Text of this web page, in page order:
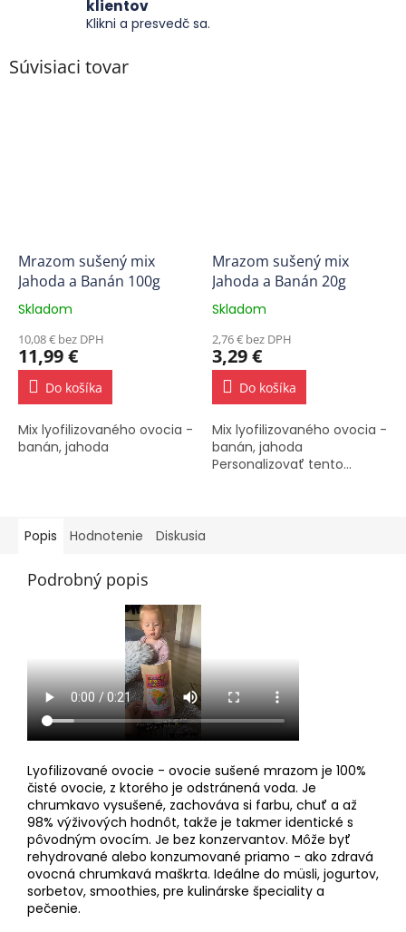
klientov
Klikni a presvedč sa.
Súvisiaci tovar
Mrazom sušený mix
Jahoda a Banán 100g
Priemerné
produktu
je
4,7
hviezdičiek.
Skladom
10,08 € bez DPH
11,99 €
Do košíka
Mix lyofilizovaného ovocia -
banán, jahoda
Mrazom sušený mix
Jahoda a Banán 20g
Priemerné
produktu
je
5,0
hviezdičiek.
Skladom
2,76 € bez DPH
3,29 €
Do košíka
Mix lyofilizovaného ovocia -
banán, jahoda
Personalizovať tento...
Popis Hodnotenie Diskusia
Podrobný popis
Lyofilizované ovocie - ovocie sušené mrazom je 100%
čisté ovocie, z ktorého je odstránená voda. Je
chrumkavo vysušené, zachováva si farbu, chuť a až
98% výživových hodnôt, takže je takmer identické s
pôvodným ovocím. Je bez konzervantov. Môže byť
rehydrované alebo konzumované priamo - ako zdravá
ovocná chrumkavá maškrta. Ideálne do müsli, jogurtov,
sorbetov, smoothies, pre kulinárske špeciality a
pečenie.